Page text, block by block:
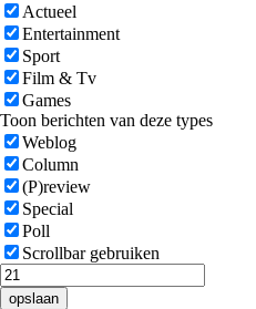
Actueel
Entertainment
Sport
Film & Tv
Games
Toon berichten van deze types
Weblog
Column
(P)review
Special
Poll
Scrollbar gebruiken
opslaan